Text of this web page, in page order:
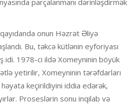
parçalanmanı dərinləşdirmək
onun Həzrət Əliyə
Bu, təkcə kütlənin eyforiyası
idi. 1978-ci ildə Xomeyninin böyük
yetirilir, Xomeyninin tərəfdarları
keçirildiyini iddia edərək,
Proseslərin sonu inqilab və